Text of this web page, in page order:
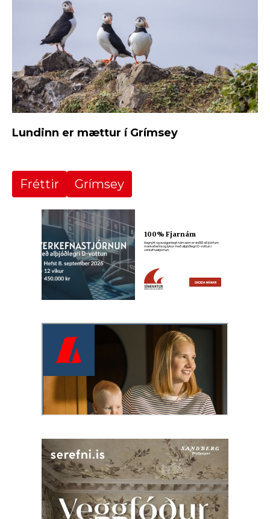
Lundinn er mættur í Grímsey
Fréttir Grímsey